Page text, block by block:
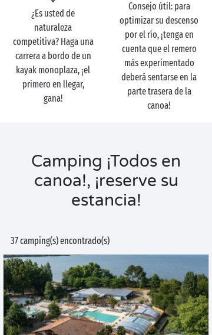
¿Es usted de
naturaleza
competitiva? Haga una
carrera a bordo de un
kayak monoplaza, ¡el
primero en llegar,
gana!
Consejo útil: para
optimizar su descenso
por el río, ¡tenga en
cuenta que el remero
más experimentado
deberá sentarse en la
parte trasera de la
canoa!
Camping ¡Todos en
canoa!, ¡reserve su
estancia!
37 camping(s) encontrado(s)